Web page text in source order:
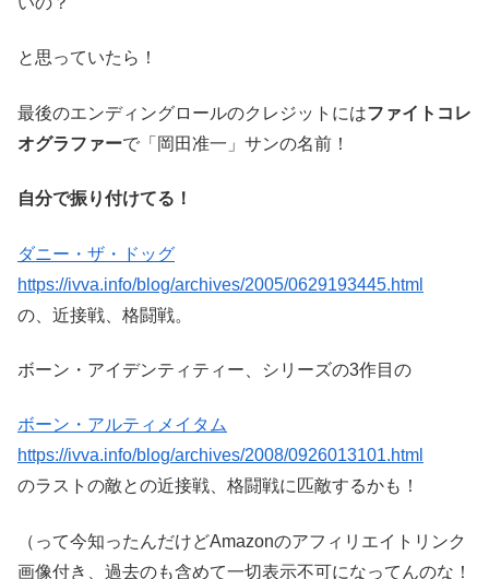
と思っていたら！
最後のエンディングロールのクレジットにはファイトコレ
オグラファーで「岡田准一」サンの名前！
自分で振り付けてる！
ダニー・ザ・ドッグ
https://ivva.info/blog/archives/2005/0629193445.html
の、近接戦、格闘戦。
ボーン・アイデンティティー、シリーズの3作目の
ボーン・アルティメイタム
https://ivva.info/blog/archives/2008/0926013101.html
のラストの敵との近接戦、格闘戦に匹敵するかも！
（って今知ったんだけどAmazonのアフィリエイトリンク
画像付き、過去のも含めて一切表示不可になってんのな！